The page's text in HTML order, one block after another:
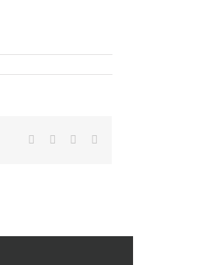
FacebookLinkedInWhatsapp